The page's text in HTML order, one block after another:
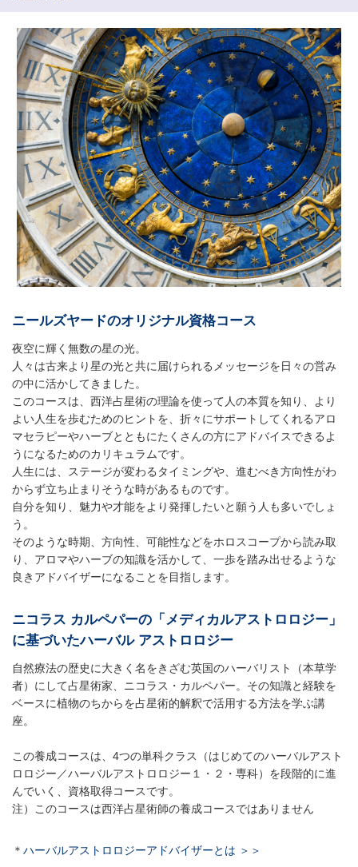
ニールズヤードのオリジナル資格コース
夜空に輝く無数の星の光。
人々は古来より星の光と共に届けられるメッセージを日々の営み
の中に活かしてきました。
このコースは、西洋占星術の理論を使って人の本質を知り、より
よい人生を歩むためのヒントを、折々にサポートしてくれるアロ
マセラピーやハーブとともにたくさんの方にアドバイスできるよ
うになるためのカリキュラムです。
人生には、ステージが変わるタイミングや、進むべき方向性がわ
からず立ち止まりそうな時があるものです。
自分を知り、魅力や才能をより発揮したいと願う人も多いでしょ
う。
そのような時期、方向性、可能性などをホロスコープから読み取
り、アロマやハーブの知識を活かして、一歩を踏み出せるような
良きアドバイザーになることを目指します。
ニコラス カルペパーの「メディカルアストロロジー」
に基づいたハーバル アストロロジー
自然療法の歴史に大きく名をきざむ英国のハーバリスト（本草学
者）にして占星術家、ニコラス・カルペパー。その知識と経験を
ベースに植物のちからを占星術的解釈で活用する方法を学ぶ講
座。
この養成コースは、4つの単科クラス（はじめてのハーバルアスト
ロロジー／ハーバルアストロロジー１・２・専科）を段階的に進
んでいく、資格取得コースです。
注）このコースは西洋占星術師の養成コースではありません
＊ ハーバルアストロロジーアドバイザーとは ＞＞